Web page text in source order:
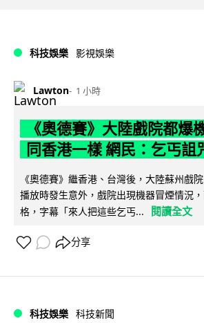
科技娛樂 影視娛樂
Lawton 1 小時
《奧德賽》大陸戲院都爆
同香港一樣 網民：乞丐詛
《奧德賽》繼香港、台灣後，大陸蘇州戲
播放時發生意外，戲院出現機器冒煙情況
格，字幕「來人把這些乞丐...
閱讀全文
分享
科技娛樂 科技新聞